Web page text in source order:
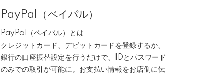
PayPal（ペイパル）
PayPal（ペイパル）とは
クレジットカード、デビットカードを登録するか、
銀行の口座振替設定を行うだけで、IDとパスワード
のみでの取引が可能に。お支払い情報をお店側に伝